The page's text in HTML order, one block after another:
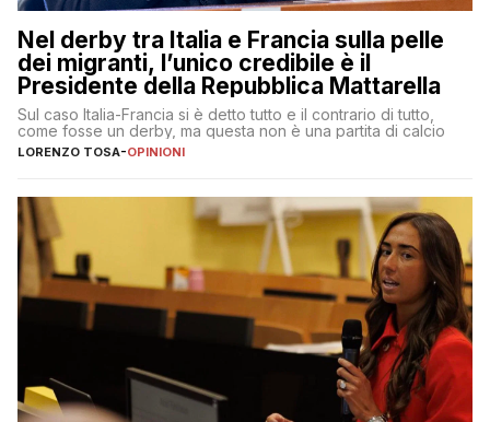
Nel derby tra Italia e Francia sulla pelle
dei migranti, l’unico credibile è il
Presidente della Repubblica Mattarella
Sul caso Italia-Francia si è detto tutto e il contrario di tutto,
come fosse un derby, ma questa non è una partita di calcio
LORENZO TOSA-OPINIONI